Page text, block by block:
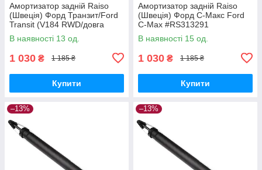
Амортизатор задній Raiso
(Швеція) Форд Транзит/Ford
Transit (V184 RWD/довга
база) 00-06 #RS230964
UAEZREJ17
В наявності 13 од.
1 030 ₴ 1 185 ₴
Купити
Амортизатор задній Raiso
(Швеція) Форд С-Макс Ford
C-Max #RS313291
UAGYLSJ17
В наявності 15 од.
1 030 ₴ 1 185 ₴
Купити
–13% –13%